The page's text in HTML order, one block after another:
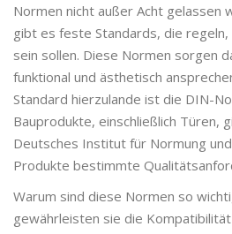
Normen nicht außer Acht gelassen
gibt es feste Standards, die
sein sollen. Diese Normen sorgen
funktional und ästhetisch
Standard hierzulande ist die DIN-
Bauprodukte, einschließlich Türen,
Deutsches Institut für Normung
Produkte bestimmte
Warum sind diese Normen so
gewährleisten sie die